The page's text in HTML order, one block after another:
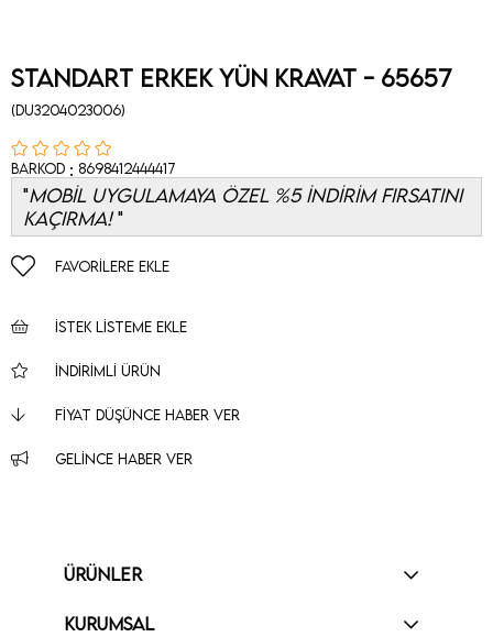
Standart Erkek Yün Kravat - 65657
(DU3204023006)
Barkod : 8698412444417
MOBİL UYGULAMAYA ÖZEL %5 İNDİRİM FIRSATINI
KAÇIRMA!
FAVORILERE EKLE
İSTEK LISTEME EKLE
İNDIRIMLI ÜRÜN
FIYAT DÜŞÜNCE HABER VER
GELINCE HABER VER
ÜRÜNLER
KURUMSAL